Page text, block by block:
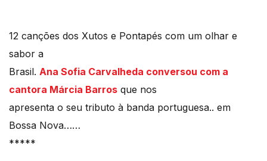
12 canções dos Xutos e Pontapés com um olhar e
sabor a
Brasil. Ana Sofia Carvalheda conversou com a
cantora Márcia Barros que nos
apresenta o seu tributo à banda portuguesa.. em
Bossa Nova……
*****